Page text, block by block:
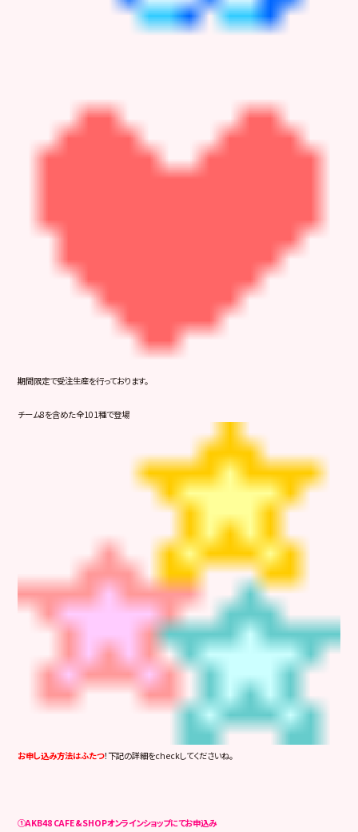
期間限定で受注生産を行っております。
チーム8を含めた全101種で登場
お申し込み方法はふたつ！下記の詳細をcheckしてくださいね。
①AKB48 CAFE&SHOPオンラインショップにてお申込み